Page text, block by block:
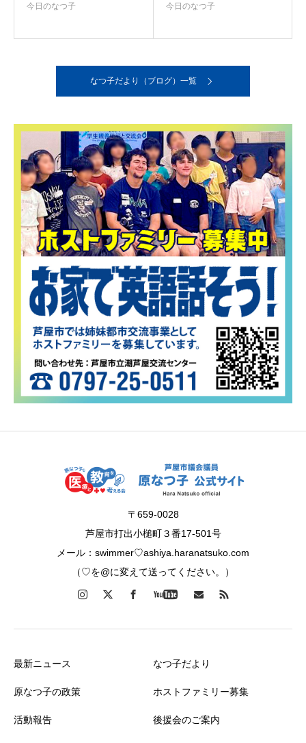
今日のなつ子
今日のなつ子
なつ子だより（ブログ）一覧
〒659-0028
芦屋市打出小槌町３番17-501号
メール：swimmer♡ashiya.haranatsuko.com
（♡を@に変えて送ってください。）
最新ニュース
原なつ子の政策
活動報告
なつ子だより
ホストファミリー募集
後援会のご案内